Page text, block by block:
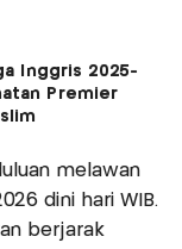
Inggris 2025-
Premier
melawan
dini hari WIB.
berjarak